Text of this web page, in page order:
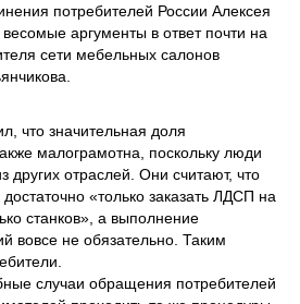
потребителей России Алексея
аргументы в ответ почти на
сети мебельных салонов
что значительная доля
малограмотна, поскольку люди
других отраслей. Они считают, что
«только заказать ЛДСП на
станков», а выполнение
вовсе не обязательно. Таким
случаи обращения потребителей